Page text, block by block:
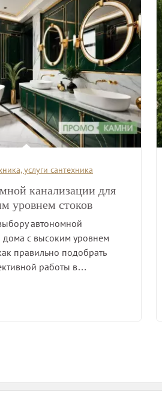
услуги сантехника
канализации для
уровнем стоков
автономной
дома с высоким уровнем
правильно подобрать
работы в…